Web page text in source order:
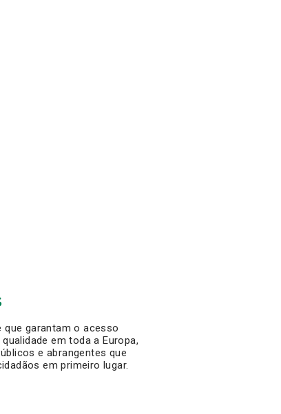
que garantam o acesso
em toda a Europa,
e abrangentes que
em primeiro lugar.